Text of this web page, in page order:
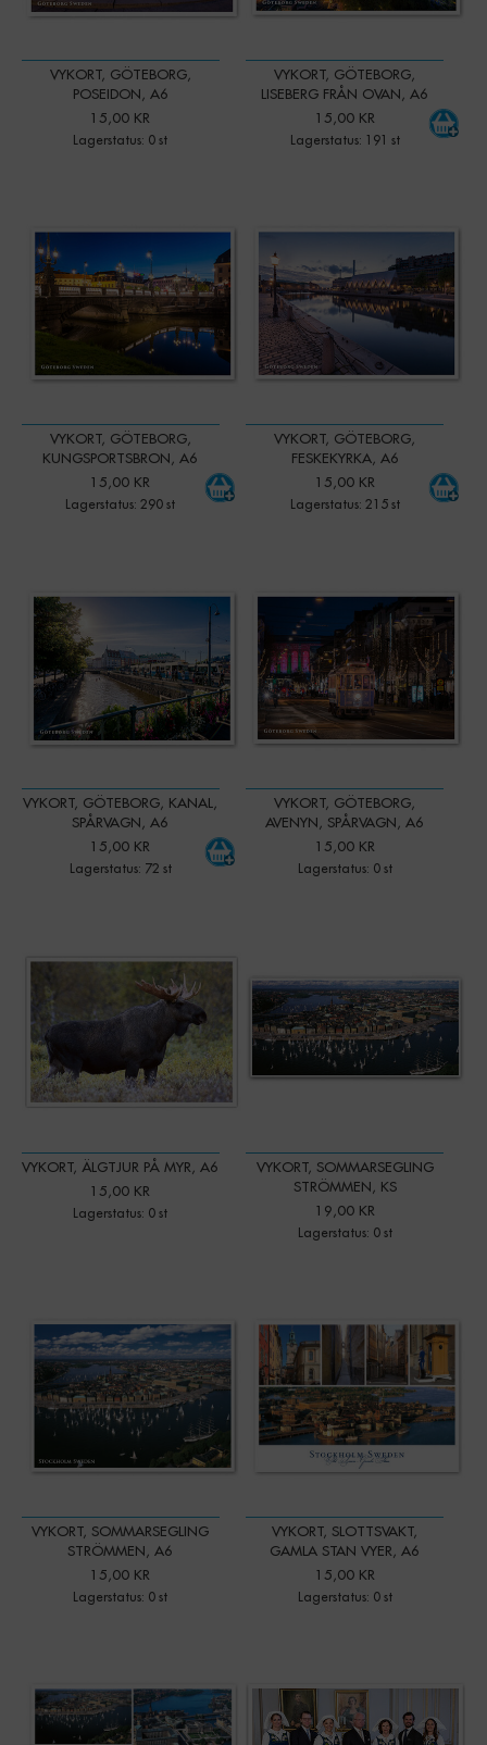
VYKORT, GÖTEBORG,
POSEIDON, A6
15,00 KR
Lagerstatus: 0 st
VYKORT, GÖTEBORG,
LISEBERG FRÅN OVAN, A6
15,00 KR
Lagerstatus: 191 st
VYKORT, GÖTEBORG,
KUNGSPORTSBRON, A6
15,00 KR
Lagerstatus: 290 st
VYKORT, GÖTEBORG,
FESKEKYRKA, A6
15,00 KR
Lagerstatus: 215 st
VYKORT, GÖTEBORG, KANAL,
SPÅRVAGN, A6
15,00 KR
Lagerstatus: 72 st
VYKORT, GÖTEBORG,
AVENYN, SPÅRVAGN, A6
15,00 KR
Lagerstatus: 0 st
VYKORT, ÄLGTJUR PÅ MYR, A6
15,00 KR
Lagerstatus: 0 st
VYKORT, SOMMARSEGLING
STRÖMMEN, KS
19,00 KR
Lagerstatus: 0 st
VYKORT, SOMMARSEGLING
STRÖMMEN, A6
15,00 KR
Lagerstatus: 0 st
VYKORT, SLOTTSVAKT,
GAMLA STAN VYER, A6
15,00 KR
Lagerstatus: 0 st